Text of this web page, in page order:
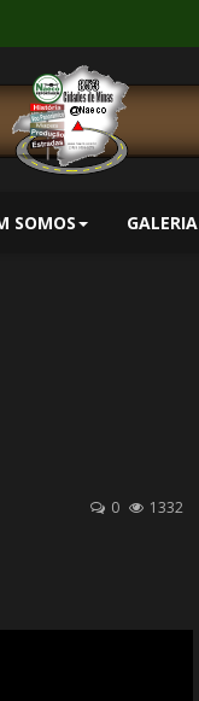
SOMOS GALERIA
0 1332